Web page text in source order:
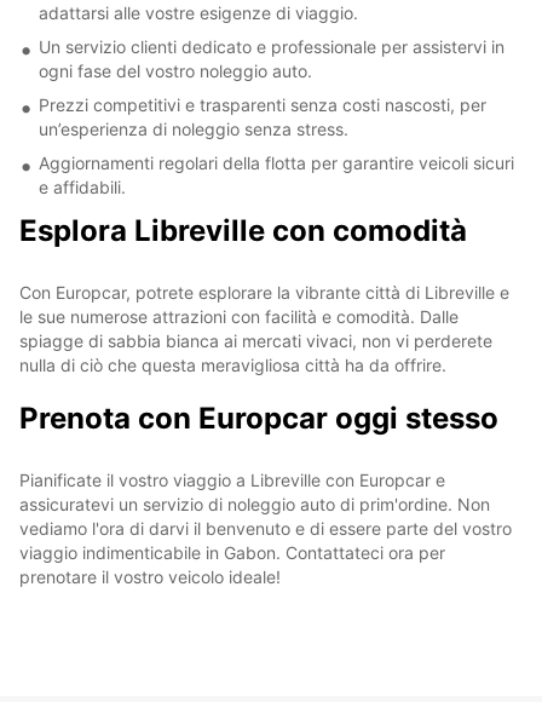
adattarsi alle vostre esigenze di viaggio.
Un servizio clienti dedicato e professionale per assistervi in
ogni fase del vostro noleggio auto.
Prezzi competitivi e trasparenti senza costi nascosti, per
un’esperienza di noleggio senza stress.
Aggiornamenti regolari della flotta per garantire veicoli sicuri
e affidabili.
Esplora Libreville con comodità
Con Europcar, potrete esplorare la vibrante città di Libreville e
le sue numerose attrazioni con facilità e comodità. Dalle
spiagge di sabbia bianca ai mercati vivaci, non vi perderete
nulla di ciò che questa meravigliosa città ha da offrire.
Prenota con Europcar oggi stesso
Pianificate il vostro viaggio a Libreville con Europcar e
assicuratevi un servizio di noleggio auto di prim'ordine. Non
vediamo l'ora di darvi il benvenuto e di essere parte del vostro
viaggio indimenticabile in Gabon. Contattateci ora per
prenotare il vostro veicolo ideale!